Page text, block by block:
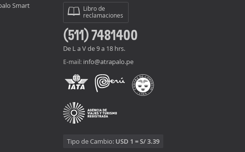
Smart
Libro de
reclamaciones
(511) 7481400
De L a V de 9 a 18 hrs.
E-mail: info@atrapalo.pe
Tipo de Cambio: USD 1 = S/ 3.39